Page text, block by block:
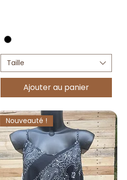
Taille
Ajouter au panier
Nouveauté !